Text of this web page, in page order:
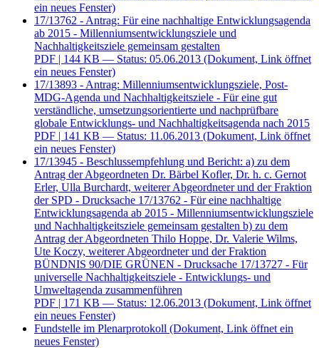
ein neues Fenster)
17/13762 - Antrag: Für eine nachhaltige Entwicklungsagenda
ab 2015 - Millenniumsentwicklungsziele und
Nachhaltigkeitsziele gemeinsam gestalten
PDF | 144 KB — Status: 05.06.2013 (Dokument, Link öffnet
ein neues Fenster)
17/13893 - Antrag: Millenniumsentwicklungsziele, Post-
MDG-Agenda und Nachhaltigkeitsziele - Für eine gut
verständliche, umsetzungsorientierte und nachprüfbare
globale Entwicklungs- und Nachhaltigkeitsagenda nach 2015
PDF | 141 KB — Status: 11.06.2013 (Dokument, Link öffnet
ein neues Fenster)
17/13945 - Beschlussempfehlung und Bericht: a) zu dem
Antrag der Abgeordneten Dr. Bärbel Kofler, Dr. h. c. Gernot
Erler, Ulla Burchardt, weiterer Abgeordneter und der Fraktion
der SPD - Drucksache 17/13762 - Für eine nachhaltige
Entwicklungsagenda ab 2015 - Millenniumsentwicklungsziele
und Nachhaltigkeitsziele gemeinsam gestalten b) zu dem
Antrag der Abgeordneten Thilo Hoppe, Dr. Valerie Wilms,
Ute Koczy, weiterer Abgeordneter und der Fraktion
BÜNDNIS 90/DIE GRÜNEN - Drucksache 17/13727 - Für
universelle Nachhaltigkeitsziele - Entwicklungs- und
Umweltagenda zusammenführen
PDF | 171 KB — Status: 12.06.2013 (Dokument, Link öffnet
ein neues Fenster)
Fundstelle im Plenarprotokoll (Dokument, Link öffnet ein
neues Fenster)